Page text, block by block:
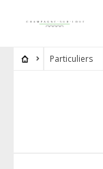
Particuliers